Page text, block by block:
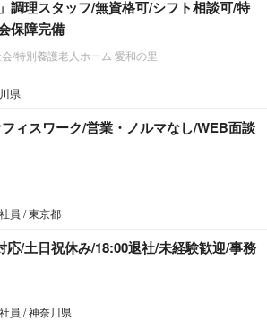
調理スタッフ/無資格可/シフト相談可/特
保障完備
/特別養護老人ホーム 愛和の里
県
ィスワーク/営業・ノルマなし/WEB面談
員 / 東京都
応/土日祝休み/18:00退社/未経験歓迎/事務
員 / 神奈川県